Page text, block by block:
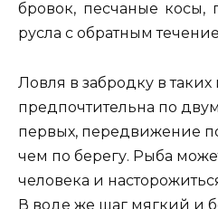
бровок, песчаные косы,
русла с обратным
Ловля в забродку в таких
предпочтительна по
первых, передвижение
чем по берегу. Рыба
человека и
В воде же шаг мягкий и